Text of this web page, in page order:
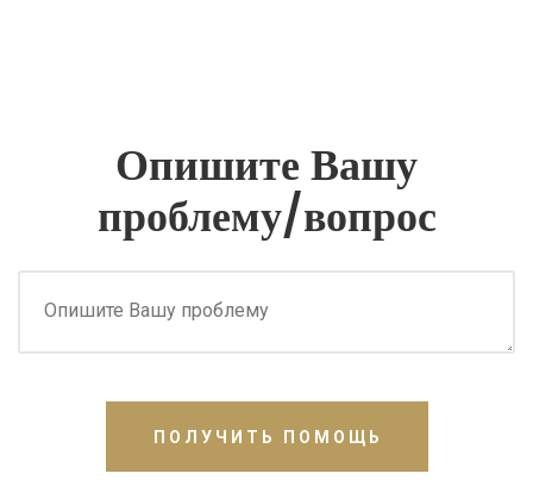
Опишите Вашу
проблему/вопрос
ПОЛУЧИТЬ ПОМОЩЬ